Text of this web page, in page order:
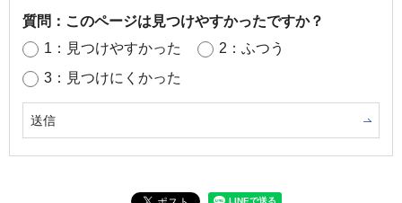
質問：このページは見つけやすかったですか？
1：見つけやすかった
2：ふつう
3：見つけにくかった